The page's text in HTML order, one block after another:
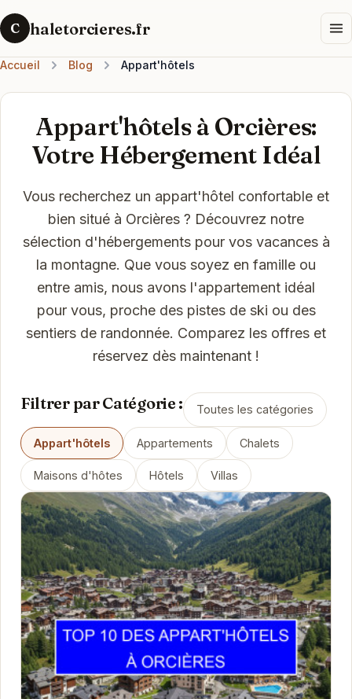
C haletorcieres.fr
Accueil Blog Appart'hôtels
Appart'hôtels à Orcières:
Votre Hébergement Idéal
Vous recherchez un appart'hôtel confortable et
bien situé à Orcières ? Découvrez notre
sélection d'hébergements pour vos vacances à
la montagne. Que vous soyez en famille ou
entre amis, nous avons l'appartement idéal
pour vous, proche des pistes de ski ou des
sentiers de randonnée. Comparez les offres et
réservez dès maintenant !
Filtrer par Catégorie : Toutes les catégories
Appart'hôtels Appartements Chalets
Maisons d'hôtes Hôtels Villas